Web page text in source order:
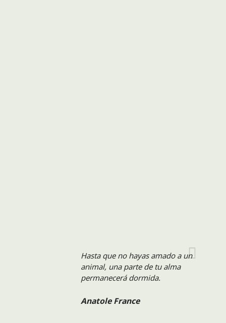
Hasta que no hayas amado a un
animal, una parte de tu alma
permanecerá dormida.
Anatole France